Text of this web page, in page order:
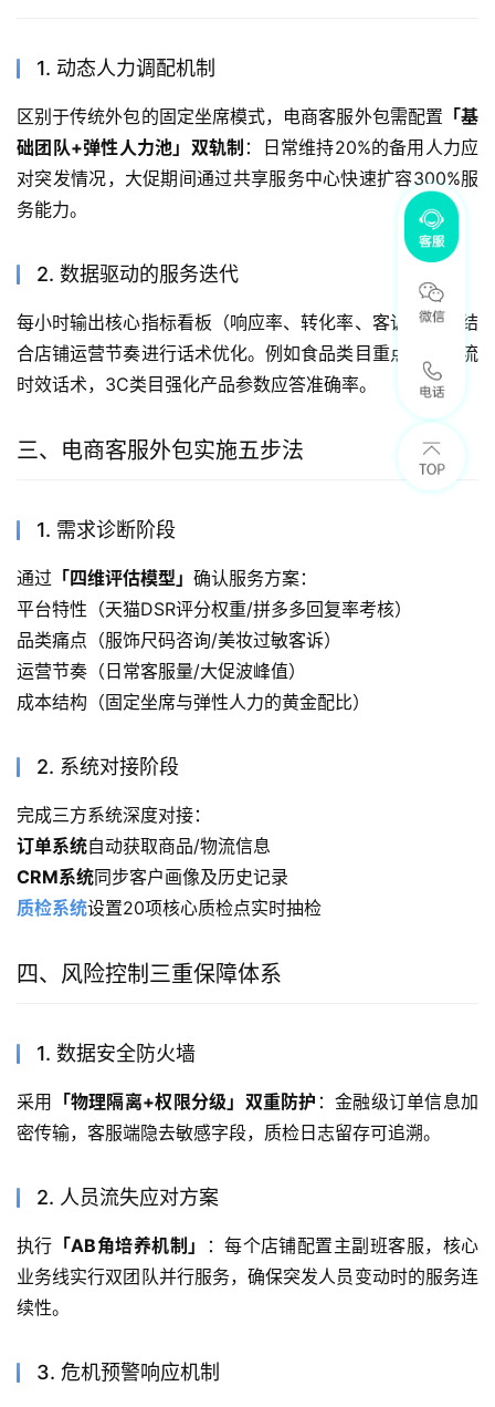
1. 动态人力调配机制
区别于传统外包的固定坐席模式，电商客服外包需配置 「基
础团队+弹性人力池」双轨制 ：日常维持20%的备用人力应
对突发情况，大促期间通过共享服务中心快速扩容300%服
务能力。
2. 数据驱动的服务迭代
每小时输出核心指标看板（响应率、转化率、客诉率），结
合店铺运营节奏进行话术优化。例如食品类目重点监控物流
时效话术，3C类目强化产品参数应答准确率。
三、电商客服外包实施五步法
1. 需求诊断阶段
通过 「四维评估模型」 确认服务方案：
平台特性（天猫DSR评分权重/拼多多回复率考核）
品类痛点（服饰尺码咨询/美妆过敏客诉）
运营节奏（日常客服量/大促波峰值）
成本结构（固定坐席与弹性人力的黄金配比）
2. 系统对接阶段
完成三方系统深度对接：
订单系统自动获取商品/物流信息
CRM系统同步客户画像及历史记录
质检系统设置20项核心质检点实时抽检
四、风险控制三重保障体系
1. 数据安全防火墙
采用 「物理隔离+权限分级」双重防护 ：金融级订单信息加
密传输，客服端隐去敏感字段，质检日志留存可追溯。
2. 人员流失应对方案
执行 「AB角培养机制」
：每个店铺配置主副班客服，核心
业务线实行双团队并行服务，确保突发人员变动时的服务连
续性。
3. 危机预警响应机制